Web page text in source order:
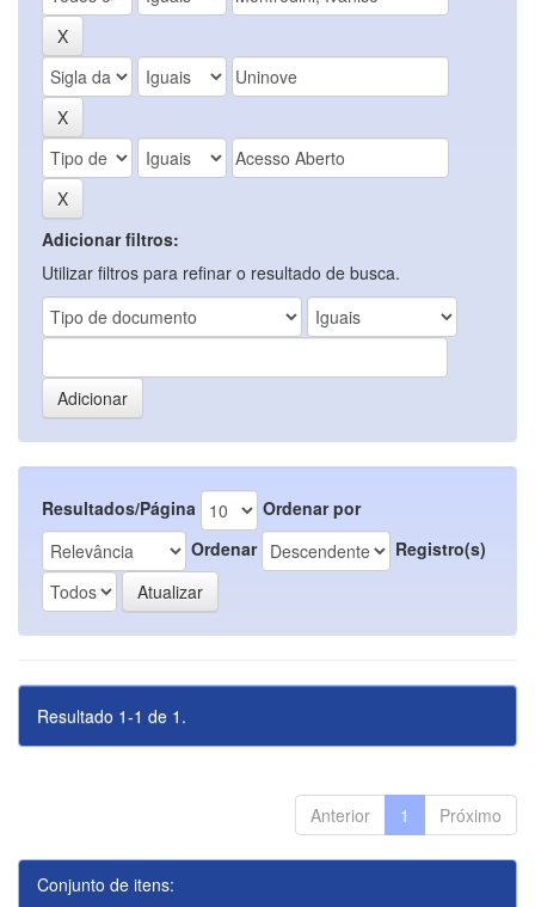
Adicionar filtros:
Utilizar filtros para refinar o resultado de busca.
Resultados/Página
Ordenar por
Ordenar
Registro(s)
Resultado 1-1 de 1.
Anterior 1 Próximo
Conjunto de itens: